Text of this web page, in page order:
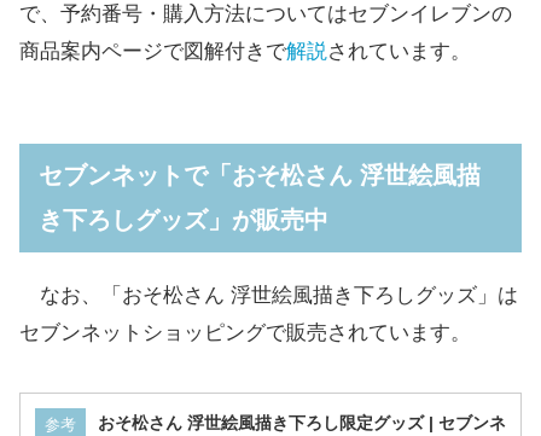
で、予約番号・購入方法についてはセブンイレブンの
商品案内ページで図解付きで解説 されています。
セブンネットで「おそ松さん 浮世絵風描
き下ろしグッズ」が販売中
なお、「おそ松さん 浮世絵風描き下ろしグッズ」は
セブンネットショッピングで販売されています。
参考
おそ松さん 浮世絵風描き下ろし限定グッズ | セブンネ